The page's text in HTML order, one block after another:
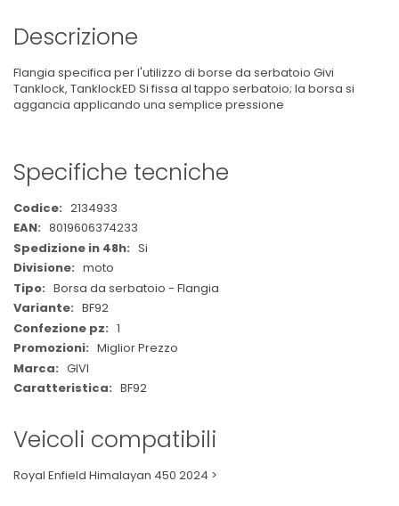
Descrizione
Flangia specifica per l'utilizzo di borse da serbatoio Givi
Tanklock, TanklockED Si fissa al tappo serbatoio; la borsa si
aggancia applicando una semplice pressione
Specifiche tecniche
Maggiori
Informazioni
2134933
8019606374233
Si
moto
Borsa da serbatoio - Flangia
BF92
1
Miglior Prezzo
GIVI
BF92
Veicoli compatibili
Royal Enfield Himalayan 450 2024 >